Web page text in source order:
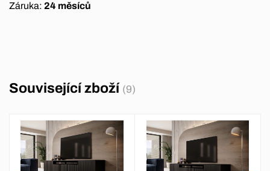
Záruka: 24 měsíců
Související zboží (9)